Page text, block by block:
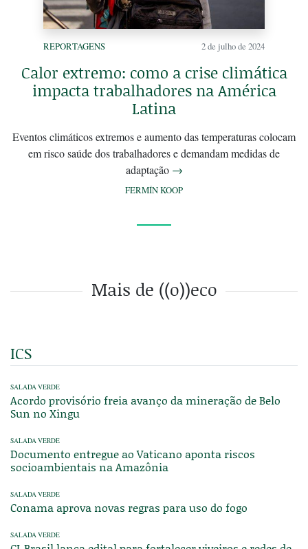
REPORTAGENS 2 de julho de 2024
Calor extremo: como a crise climática
impacta trabalhadores na América
Latina
Eventos climáticos extremos e aumento das temperaturas colocam
em risco saúde dos trabalhadores e demandam medidas de
adaptação →
FERMÍN KOOP
Mais de ((o))eco
ICS
SALADA VERDE
Acordo provisório freia avanço da mineração de Belo
Sun no Xingu
SALADA VERDE
Documento entregue ao Vaticano aponta riscos
socioambientais na Amazônia
SALADA VERDE
Conama aprova novas regras para uso do fogo
SALADA VERDE